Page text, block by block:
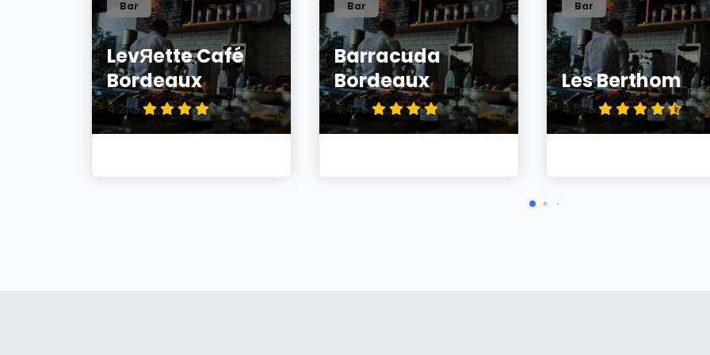
LevЯette Café
Bordeaux
4.2/5
Bar
Barracuda
Bordeaux
4.4/5
Bar
Les Berthom
4.5/5
Bar